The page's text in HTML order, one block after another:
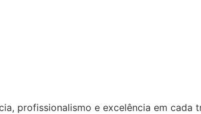
profissionalismo e excelência em cada